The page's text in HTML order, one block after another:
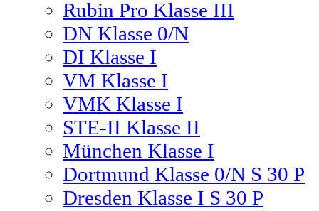
Rubin Pro Klasse III
DN Klasse 0/N
DI Klasse I
VM Klasse I
VMK Klasse I
STE-II Klasse II
München Klasse I
Dortmund Klasse 0/N S 30 P
Dresden Klasse I S 30 P